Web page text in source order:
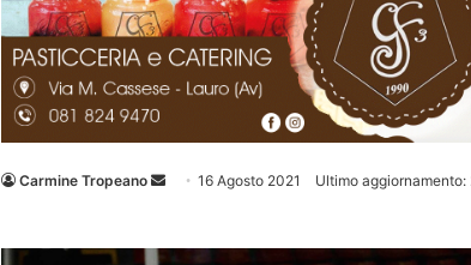
Carmine Tropeano
Invia 16 Agosto 2021
Ultimo